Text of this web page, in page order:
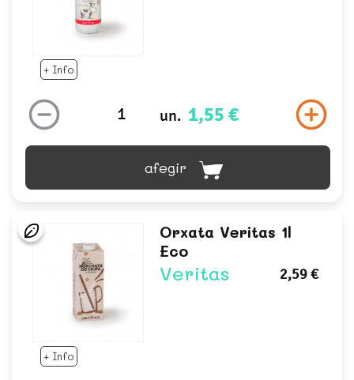
+ Info
un. 1,55 €
afegir
+ Info
Orxata Veritas 1l
Eco
Veritas 2,59 €